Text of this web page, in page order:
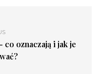
co oznaczają i jak je